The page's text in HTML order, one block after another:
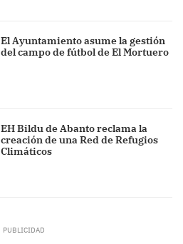
El Ayuntamiento asume la gestión
del campo de fútbol de El Mortuero
EH Bildu de Abanto reclama la
creación de una Red de Refugios
Climáticos